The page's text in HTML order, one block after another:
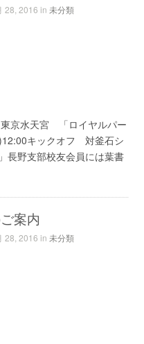
28, 2016 in未分類
京水天宮 「ロイヤルパー
キックオフ 対釜石シ
長野支部校友会員には葉書
案内
28, 2016 in未分類